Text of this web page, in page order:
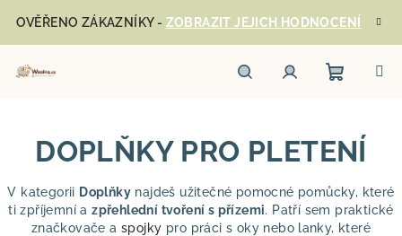
obsah
OVĚŘENO ZÁKAZNÍKY - ZOBRAZIT JEJICH HODNOCENÍ
košík
DOPLŇKY PRO PLETENÍ
V kategorii Doplňky najdeš užitečné pomocné pomůcky, které
ti zpříjemní azpřehlední tvoření s přízemi. Patří sem praktické
značkovače aspojky pro práci s oky nebo lanky, které